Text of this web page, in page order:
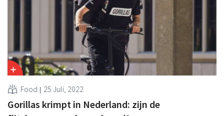
Food 25 Juli, 2022
Gorillas krimpt in Nederland: zijn de